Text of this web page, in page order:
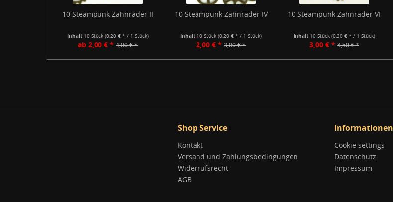
10 Steampunk Zahnräder II
Inhalt 10 Stück (0,20 € * / 1 Stück)
ab 2,00 € * 4,00 € *
10 Steampunk Zahnräder IV
Inhalt 10 Stück(0,20 € * / 1 Stück)
2,00 € * 3,00 € *
10 Steampunk Zahnräder VI
Inhalt 10 Stück (0,30 € * / 1 Stück)
3,00 € * 4,50 € *
Shop Service
Kontakt
Versand und Zahlungsbedingungen
Widerrufsrecht
AGB
Informationen
Cookie settings
Datenschutz
Impressum